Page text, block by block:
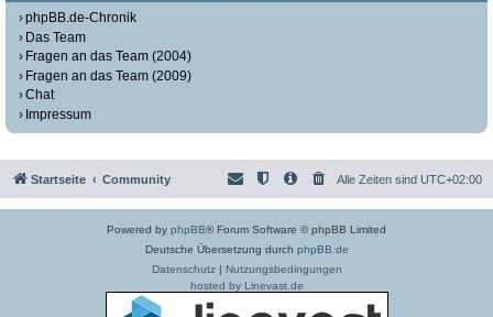
phpBB.de-Chronik
Das Team
Fragen an das Team (2004)
Fragen an das Team (2009)
Chat
Impressum
Startseite Community Alle Zeiten sind UTC+02:00
Powered by phpBB® Forum Software © phpBB Limited
Deutsche Übersetzung durch phpBB.de
Datenschutz| Nutzungsbedingungen
hosted by Linevast.de